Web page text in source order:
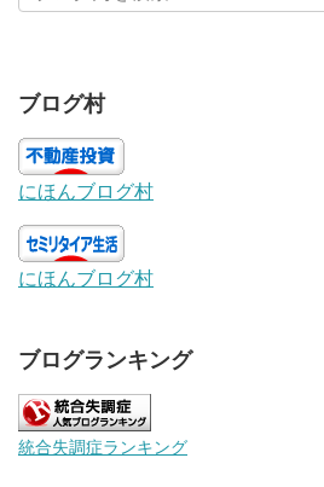
ブログ村
にほんブログ村
にほんブログ村
ブログランキング
統合失調症ランキング